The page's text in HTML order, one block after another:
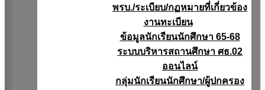
พรบ./ระเบียบ/กฏหมายที่เกี่ยวข้อง
งานทะเบียน
ข้อมูลนักเรียนนักศึกษา 65-68
ระบบบริหารสถานศึกษา ศธ.02
ออนไลน์
กลุ่มนักเรียนนักศึกษา/ผู้ปกครอง